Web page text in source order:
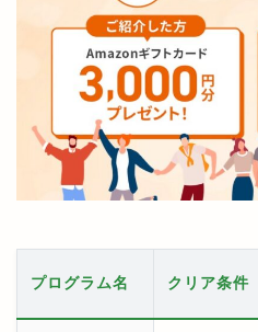
プログラム名 クリア条件